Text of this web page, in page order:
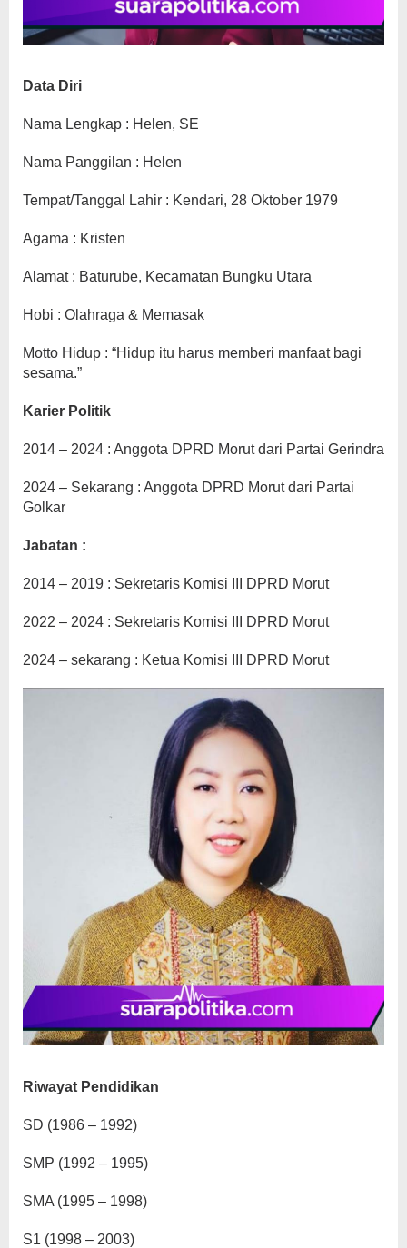
Data Diri
Nama Lengkap : Helen, SE
Nama Panggilan : Helen
Tempat/Tanggal Lahir : Kendari, 28 Oktober 1979
Agama : Kristen
Alamat : Baturube, Kecamatan Bungku Utara
Hobi : Olahraga & Memasak
Motto Hidup : “Hidup itu harus memberi manfaat bagi
sesama.”
Karier Politik
2014 – 2024 : Anggota DPRD Morut dari Partai Gerindra
2024 – Sekarang : Anggota DPRD Morut dari Partai
Golkar
Jabatan :
2014 – 2019 : Sekretaris Komisi III DPRD Morut
2022 – 2024 : Sekretaris Komisi III DPRD Morut
2024 – sekarang : Ketua Komisi III DPRD Morut
Riwayat Pendidikan
SD (1986 – 1992)
SMP (1992 – 1995)
SMA (1995 – 1998)
S1 (1998 – 2003)